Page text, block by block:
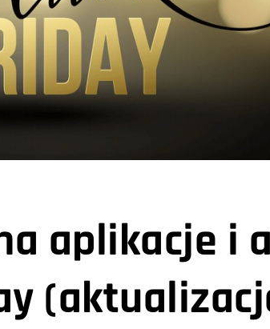
aplikacje i